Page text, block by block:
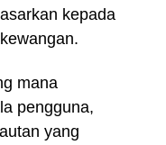
kepada
mana
pengguna,
yang